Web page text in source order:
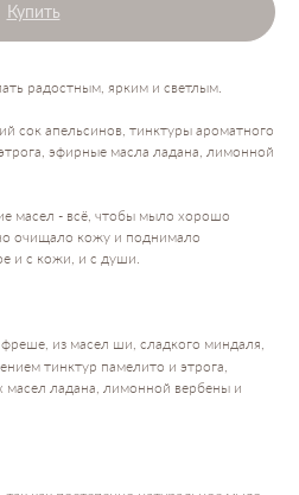
Купить
радостным, ярким и светлым.
сок апельсинов, тинктуры ароматного
эфирные масла ладана, лимонной
масел - всё, чтобы мыло хорошо
очищало кожу и поднимало
и с кожи, и с души.
из масел ши, сладкого миндаля,
тинктур памелито и этрога,
масел ладана, лимонной вербены и